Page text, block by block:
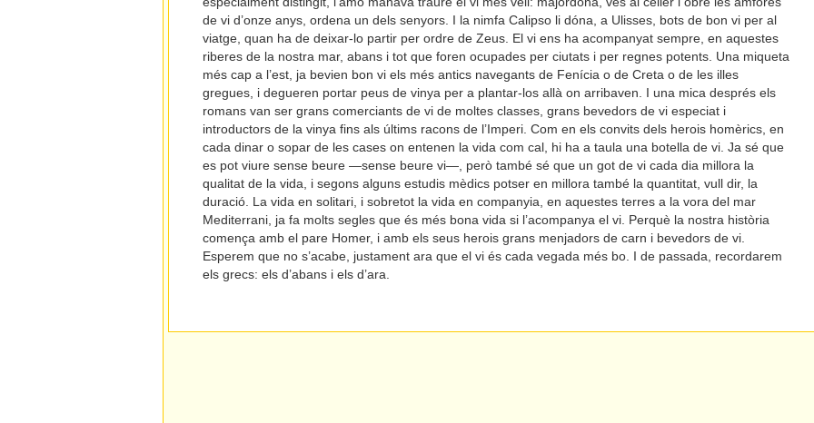
de vi d’onze anys, ordena un dels senyors. I la nimfa Calipso li dóna, a Ulisses, bots de bon vi per al
viatge, quan ha de deixar-lo partir per ordre de Zeus. El vi ens ha acompanyat sempre, en aquestes
riberes de la nostra mar, abans i tot que foren ocupades per ciutats i per regnes potents. Una miqueta
més cap a l’est, ja bevien bon vi els més antics navegants de Fenícia o de Creta o de les illes
gregues, i degueren portar peus de vinya per a plantar-los allà on arribaven. I una mica després els
romans van ser grans comerciants de vi de moltes classes, grans bevedors de vi especiat i
introductors de la vinya fins als últims racons de l’Imperi. Com en els convits dels herois homèrics, en
cada dinar o sopar de les cases on entenen la vida com cal, hi ha a taula una botella de vi. Ja sé que
es pot viure sense beure —sense beure vi—, però també sé que un got de vi cada dia millora la
qualitat de la vida, i segons alguns estudis mèdics potser en millora també la quantitat, vull dir, la
duració. La vida en solitari, i sobretot la vida en companyia, en aquestes terres a la vora del mar
Mediterrani, ja fa molts segles que és més bona vida si l’acompanya el vi. Perquè la nostra història
comença amb el pare Homer, i amb els seus herois grans menjadors de carn i bevedors de vi.
Esperem que no s’acabe, justament ara que el vi és cada vegada més bo. I de passada, recordarem
els grecs: els d’abans i els d’ara.